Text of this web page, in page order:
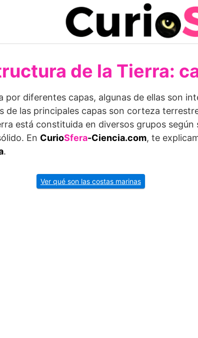
de la Tierra:
por diferentes capas, algunas de ellas son
de las principales capas son corteza
está constituida en diversos grupos según
En CurioSfera-Ciencia.com, te
.
Ver qué son las costas marinas